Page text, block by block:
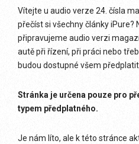
Vítejte u audio verze 24. čísla
přečíst si všechny články iPure?
připravujeme audio verzi
autě při řízení, při práci nebo
budou dostupné všem
Stránka je určena pouze pro
typem předplatného.
Je nám líto, ale k této stránce